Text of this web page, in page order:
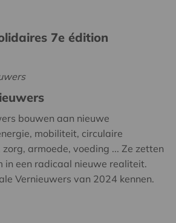
7e édition
bouwen aan nieuwe
mobiliteit, circulaire
zorg, armoede, voeding ... Ze zetten
in een radicaal nieuwe realiteit.
Vernieuwers van 2024 kennen.